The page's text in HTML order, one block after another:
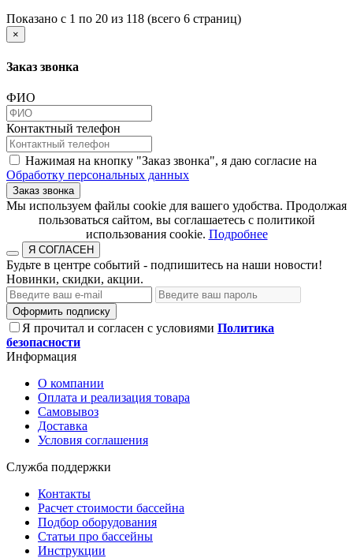
Показано с 1 по 20 из 118 (всего 6 страниц)
×
Заказ звонка
ФИО
Контактный телефон
Нажимая на кнопку "Заказ звонка", я даю согласие на
Обработку персональных данных
Заказ звонка
​​​​​​​Мы используем файлы cookie для вашего удобства. Продолжая
пользоваться сайтом, вы соглашаетесь с политикой
использования cookie.​​​​​​​ Подробнее
Я СОГЛАСЕН
Будьте в центре событий - подпишитесь на наши новости!
Новинки, скидки, акции.
Оформить подписку
Я прочитал и согласен с условиями Политика
безопасности
Информация
О компании
Оплата и реализация товара
Самовывоз
Доставка
Условия соглашения
Служба поддержки
Контакты
Расчет стоимости бассейна
Подбор оборудования
Статьи про бассейны
Инструкции